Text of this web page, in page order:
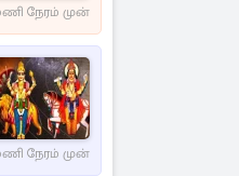
நேரம் முன்
நேரம் முன்